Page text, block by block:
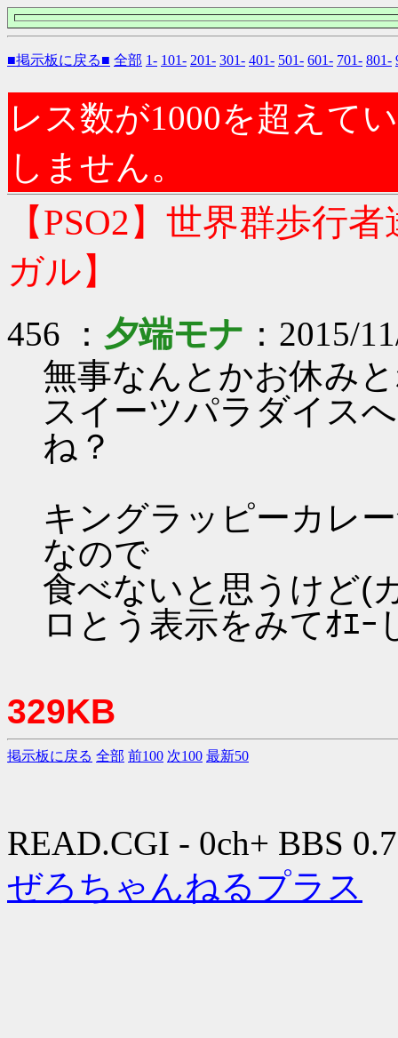
■掲示板に戻る■ 全部 1- 101- 201- 301- 401- 501- 601- 701- 801-
レス数が1000を超えて
しません。
【PSO2】世界群歩行
ガル】
456 ： 夕端モナ ：2015/
無事なんとかお休み
スイーツパラダイス
ね？
キングラッピーカレ
なので
食べないと思うけど(
ロとう表示をみてｵｴｰ
329KB
掲示板に戻る 全部 前100 次100 最新50
READ.CGI - 0ch+ BBS
ぜろちゃんねるプラス